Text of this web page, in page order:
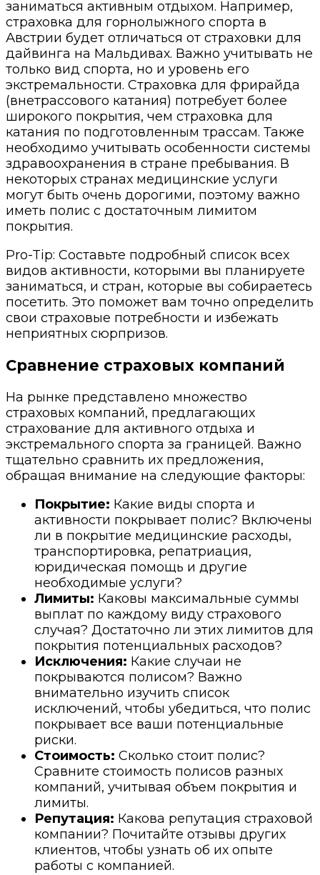
заниматься активным отдыхом. Например,
страховка для горнолыжного спорта в
Австрии будет отличаться от страховки для
дайвинга на Мальдивах. Важно учитывать не
только вид спорта, но и уровень его
экстремальности. Страховка для фрирайда
(внетрассового катания) потребует более
широкого покрытия, чем страховка для
катания по подготовленным трассам. Также
необходимо учитывать особенности системы
здравоохранения в стране пребывания. В
некоторых странах медицинские услуги
могут быть очень дорогими, поэтому важно
иметь полис с достаточным лимитом
покрытия.
Pro-Tip: Составьте подробный список всех
видов активности, которыми вы планируете
заниматься, и стран, которые вы собираетесь
посетить. Это поможет вам точно определить
свои страховые потребности и избежать
неприятных сюрпризов.
Сравнение страховых компаний
На рынке представлено множество
страховых компаний, предлагающих
страхование для активного отдыха и
экстремального спорта за границей. Важно
тщательно сравнить их предложения,
обращая внимание на следующие факторы:
Покрытие: Какие виды спорта и
активности покрывает полис? Включены
ли в покрытие медицинские расходы,
транспортировка, репатриация,
юридическая помощь и другие
необходимые услуги?
Лимиты: Каковы максимальные суммы
выплат по каждому виду страхового
случая? Достаточно ли этих лимитов для
покрытия потенциальных расходов?
Исключения: Какие случаи не
покрываются полисом? Важно
внимательно изучить список
исключений, чтобы убедиться, что полис
покрывает все ваши потенциальные
риски.
Стоимость: Сколько стоит полис?
Сравните стоимость полисов разных
компаний, учитывая объем покрытия и
лимиты.
Репутация: Какова репутация страховой
компании? Почитайте отзывы других
клиентов, чтобы узнать об их опыте
работы с компанией.